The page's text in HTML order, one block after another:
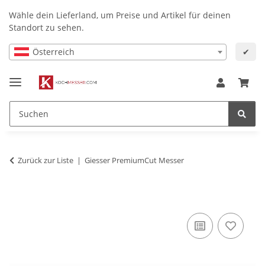
Wähle dein Lieferland, um Preise und Artikel für deinen
Standort zu sehen.
Österreich ✔
Zurück zur Liste Giesser PremiumCut Messer